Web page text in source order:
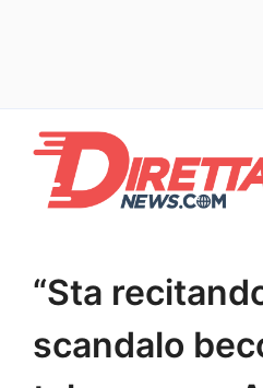
contenuto
“Sta
scandalo